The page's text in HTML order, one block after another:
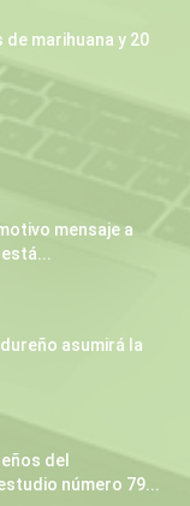
marihuana y 20
mensaje a
asumirá la
del
número 79...